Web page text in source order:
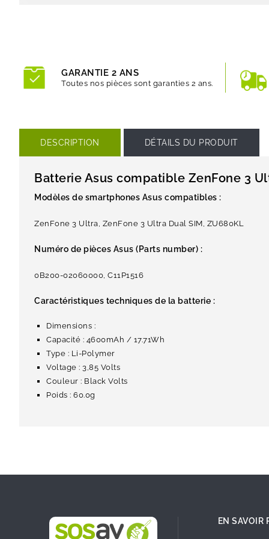
GARANTIE 2 ANS
Toutes nos pièces sont garanties 2 ans.
DESCRIPTION DÉTAILS DU PRODUIT
Batterie Asus compatible ZenFone 3
Modèles de smartphones Asus compatibles :
ZenFone 3 Ultra, ZenFone 3 Ultra Dual SIM, ZU680KL
Numéro de pièces Asus (Parts number) :
0B200-02060000, C11P1516
Caractéristiques techniques de la batterie :
Dimensions :
Capacité : 4600mAh / 17.71Wh
Type : Li-Polymer
Voltage : 3,85 Volts
Couleur : Black Volts
Poids : 60.0g
EN SAVOIR